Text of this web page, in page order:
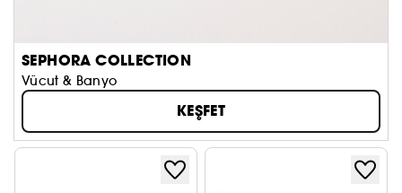
SEPHORA COLLECTION
Vücut & Banyo
KEŞFET